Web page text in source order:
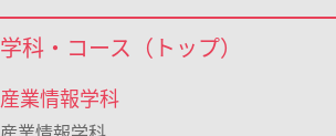
学科・コース（トップ）
産業情報学科